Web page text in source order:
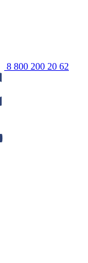
8 800 200 20 62